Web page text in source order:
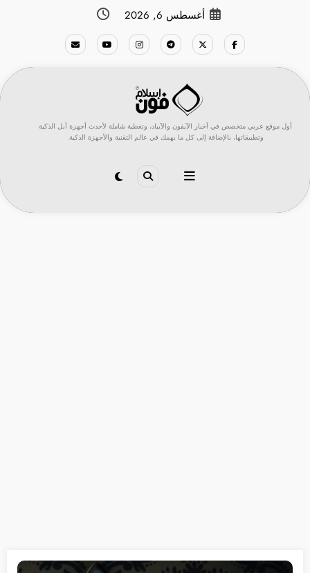
أغسطس 6, 2026
أول موقع عربي متخصص في أخبار الآيفون والآيباد، وتغطية شاملة لأحدث أجهزة أبل الذكية
وتطبيقاتها، بالإضافة إلى كل ما يهمك في عالم التقنية والأجهزة الذكية.